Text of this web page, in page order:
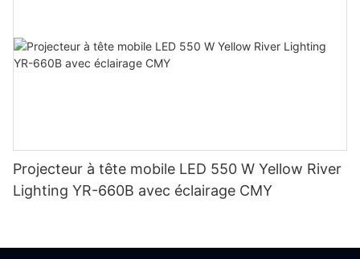
Projecteur à tête mobile LED 550 W Yellow River
Lighting YR-660B avec éclairage CMY